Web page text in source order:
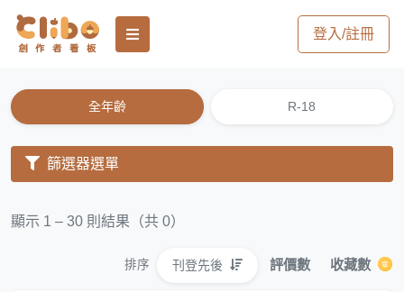
登入/註冊
全年齡 R-18
篩選器選單
顯示 1 – 30 則結果（共 0）
排序 刊登先後 評價數 收藏數